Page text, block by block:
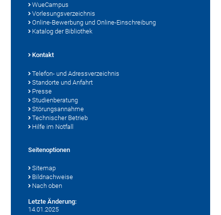
WueCampus
Vorlesungsverzeichnis
Online-Bewerbung und Online-Einschreibung
Katalog der Bibliothek
Kontakt
Telefon- und Adressverzeichnis
Standorte und Anfahrt
Presse
Studienberatung
Störungsannahme
Technischer Betrieb
Hilfe im Notfall
Seitenoptionen
Sitemap
Bildnachweise
Nach oben
Letzte Änderung:
14.01.2025